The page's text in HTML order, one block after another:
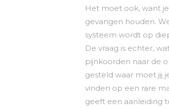
Het moet ook, want
gevangen houden.
systeem wordt op
De vraag is echter,
pijnkoorden naar de
gesteld waar moet jij
vinden op een rare
geeft een aanleiding